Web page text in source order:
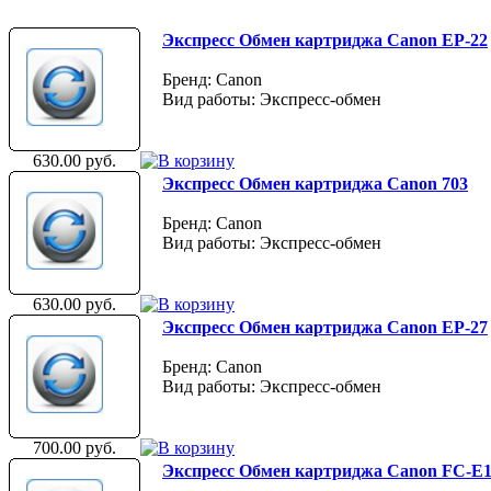
Экспресс Обмен картриджа Canon EP-22
Бренд: Canon
Вид работы: Экспресс-обмен
630.00 руб.
Экспресс Обмен картриджа Canon 703
Бренд: Canon
Вид работы: Экспресс-обмен
630.00 руб.
Экспресс Обмен картриджа Canon EP-27
Бренд: Canon
Вид работы: Экспресс-обмен
700.00 руб.
Экспресс Обмен картриджа Canon FC-